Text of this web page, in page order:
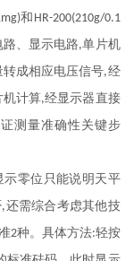
和 HR-200(210g/0.1
、显示电路,单片机
成相应电压信号,经
机计算,经显示器直接
证测量准确性关键步
示零位只能说明天平
,还需综合考虑其他技
2种。具体方法:轻按